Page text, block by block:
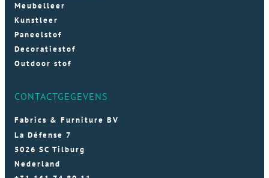
Meubelleer
Kunstleer
Paneelstof
Decoratiestof
Outdoor stof
CONTACTGEGEVENS
Fabrics & Furniture BV
La Défense 7
5026 SC Tilburg
Nederland